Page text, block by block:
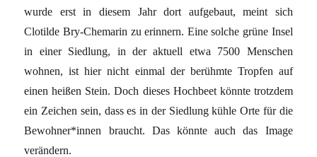
wurde erst in diesem Jahr dort aufgebaut, meint sich
Clotilde Bry-Chemarin zu erinnern. Eine solche grüne Insel
in einer Siedlung, in der aktuell etwa 7500 Menschen
wohnen, ist hier nicht einmal der berühmte Tropfen auf
einen heißen Stein. Doch dieses Hochbeet könnte trotzdem
ein Zeichen sein, dass es in der Siedlung kühle Orte für die
Bewohner*innen braucht. Das könnte auch das Image
verändern.